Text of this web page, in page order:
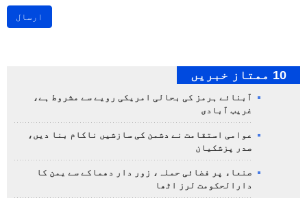
ارسال
10 ممتاز خبریں
آبنائے ہرمز کی بحالی امریکی رویے سے مشروط ہے،
غریب آبادی
عوامی استقامت نے دشمن کی سازشیں ناکام بنا دیں،
صدر پزشکیان
صنعاء پر فضائی حملہ، زور دار دھماکے سے یمن کا
دارالحکومت لرز اٹھا